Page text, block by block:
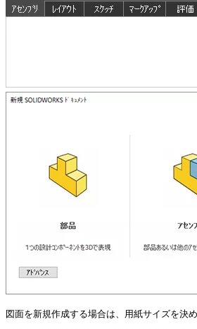
図面を新規作成する場合は、用紙サイズを決